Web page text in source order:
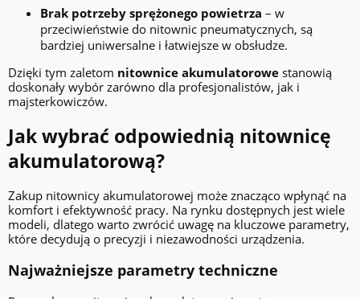
Brak potrzeby sprężonego powietrza – w
przeciwieństwie do nitownic pneumatycznych, są
bardziej uniwersalne i łatwiejsze w obsłudze.
Dzięki tym zaletom nitownice akumulatorowe stanowią
doskonały wybór zarówno dla profesjonalistów, jak i
majsterkowiczów.
Jak wybrać odpowiednią nitownicę
akumulatorową?
Zakup nitownicy akumulatorowej może znacząco wpłynąć na
komfort i efektywność pracy. Na rynku dostępnych jest wiele
modeli, dlatego warto zwrócić uwagę na kluczowe parametry,
które decydują o precyzji i niezawodności urządzenia.
Najważniejsze parametry techniczne